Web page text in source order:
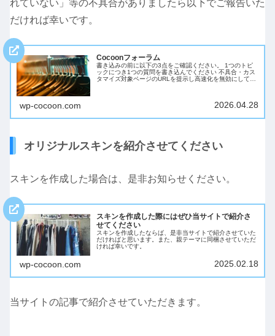
れていない」等の不具合がありましたら以下でご報告いた
だければ幸いです。
Cocoonフォーラム
書き込みの前に以下の3点をご確認ください。 1つのトピ
ックにつき1つの質問を書き込んでください 不具合・カス
タマイズ対象ページのURLを提示し高速化を無効にしてく
wp-cocoon.com 2026.04.28
オリジナルスキンを紹介させてください
スキンを作成した場合は、是非お知らせください。
スキンを作成した際にはぜひ当サイトで紹介さ
せてください
スキンを作成したならば、是非当サイトで紹介させていた
だければと思います。また、親テーマに同梱させていただ
ければ幸いです。
wp-cocoon.com 2025.02.18
当サイトの記事で紹介させていただきます。